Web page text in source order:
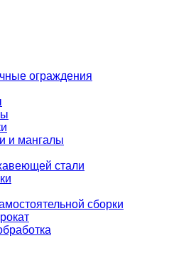
ограждения
и мангалы
стали
сборки